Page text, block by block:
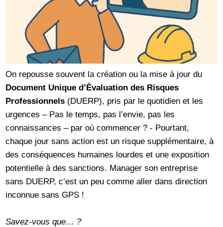
On repousse souvent la création ou la mise à jour du
Document Unique d’Évaluation des Risques
Professionnels (DUERP), pris par le quotidien et les
urgences – Pas le temps, pas l’envie, pas les
connaissances – par où commencer ? - Pourtant,
chaque jour sans action est un risque supplémentaire, à
des conséquences humaines lourdes et une exposition
potentielle à des sanctions. Manager son entreprise
sans DUERP, c’est un peu comme aller dans direction
inconnue sans GPS !
Savez-vous que… ?